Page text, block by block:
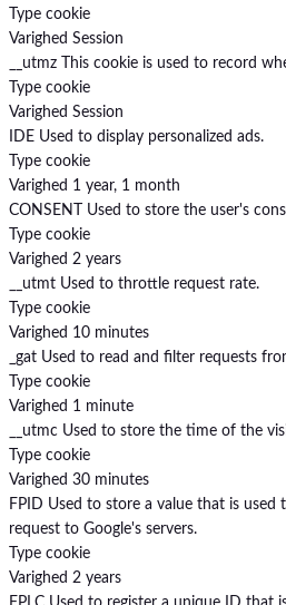
Type cookie
Varighed Session
__utmz
This cookie is used to record
Type cookie
Varighed Session
IDE Used to display personalized ads.
Type cookie
Varighed 1 year, 1 month
CONSENT
Used to store the user's
Type cookie
Varighed 2 years
__utmt Used to throttle request rate.
Type cookie
Varighed 10 minutes
_gat Used to read and filter requests
Type cookie
Varighed 1 minute
__utmc Used to store the time of the
Type cookie
Varighed 30 minutes
FPID Used to store a value that is
request to Google's servers.
Type cookie
Varighed 2 years